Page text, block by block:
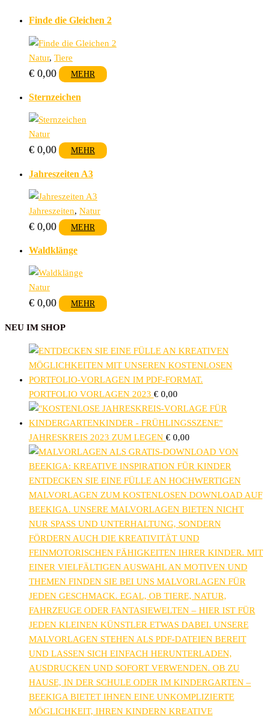
Finde die Gleichen 2
Natur, Tiere
€ 0,00 MEHR
Sternzeichen
Natur
€ 0,00 MEHR
Jahreszeiten A3
Jahreszeiten, Natur
€ 0,00 MEHR
Waldklänge
Natur
€ 0,00 MEHR
NEU IM SHOP
PORTFOLIO VORLAGEN 2023 € 0,00
JAHRESKREIS 2023 ZUM LEGEN € 0,00